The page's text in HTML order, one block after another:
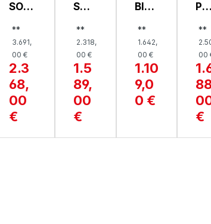
SOFA
SITZ
ER,
1910
SIGN
A
**
3.691,
00 €
2.3
68,
00
€
SOF
MIL
AZZ
O
**
2.318,
00 €
1.5
89,
00
€
BIG
A,
MEV
**
1.642,
00 €
1.10
9,0
0 €
POL
RGR
E,
O
**
00
€